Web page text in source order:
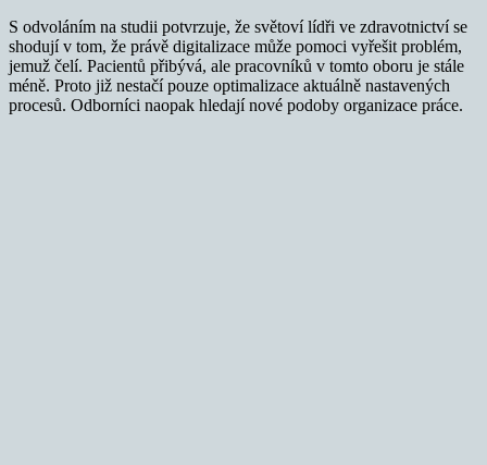
S odvoláním na studii potvrzuje, že světoví lídři ve zdravotnictví se
shodují v tom, že právě digitalizace může pomoci vyřešit problém,
jemuž čelí. Pacientů přibývá, ale pracovníků v tomto oboru je stále
méně. Proto již nestačí pouze optimalizace aktuálně nastavených
procesů. Odborníci naopak hledají nové podoby organizace práce.